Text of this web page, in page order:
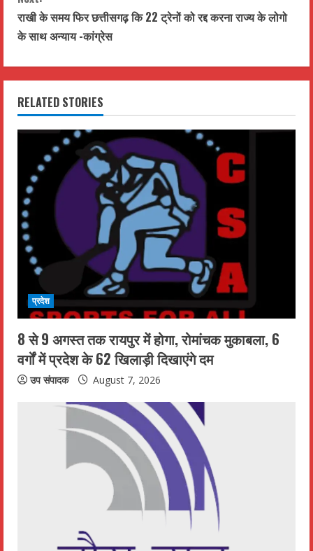
n
t
i
n
u
R
e
a
n
g
राखी के समय फिर छत्तीसगढ़ कि 22 ट्रेनों को रद्द करना राज्य के लोगो
के साथ अन्याय -कांग्रेस
RELATED STORIES
प्रदेश
8 से 9 अगस्त तक रायपुर में होगा, रोमांचक मुकाबला, 6
वर्गों में प्रदेश के 62 खिलाड़ी दिखाएंगे दम
उप संपादक August 7, 2026